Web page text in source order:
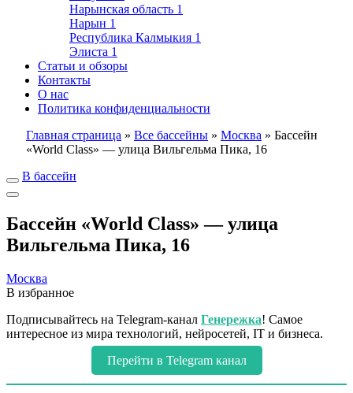
Нарынская область 1
Нарын 1
Республика Калмыкия 1
Элиста 1
Статьи и обзоры
Контакты
О нас
Политика конфиденциальности
Главная страница » Все бассейны » Москва » Бассейн
«World Class» — улица Вильгельма Пика, 16
В бассейн
Бассейн «World Class» — улица
Вильгельма Пика, 16
Москва
В избранное
Подписывайтесь на Telegram-канал Генережка! Самое
интересное из мира технологий, нейросетей, IT и бизнеса.
Перейти в Telegram канал